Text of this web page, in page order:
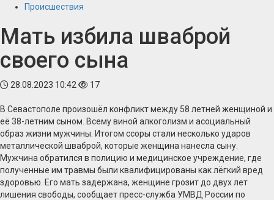
Происшествия
Мать избила шваброй
своего сына
28.08.2023 10:42 17
В Севастополе произошёл конфликт между 58 летней женщиной и
её 38-летним сыном. Всему виной алкоголизм и асоциальный
образ жизни мужчины. Итогом ссоры стали несколько ударов
металлической шваброй, которые женщина нанесла сыну.
Мужчина обратился в полицию и медицинское учреждение, где
полученные им травмы были квалифицированы как лёгкий вред
здоровью. Его мать задержана, женщине грозит до двух лет
лишения свободы, сообщает пресс-служба УМВД России по